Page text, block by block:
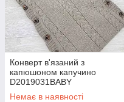
Конверт в'язаний з
капюшоном капучино
D2019031BABY
Немає в наявності